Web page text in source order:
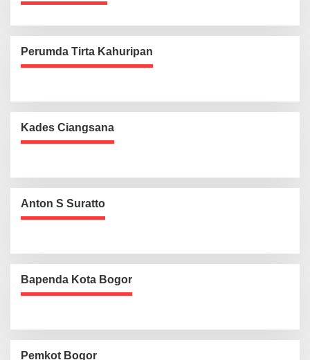
Perumda Tirta Kahuripan
Kades Ciangsana
Anton S Suratto
Bapenda Kota Bogor
Pemkot Bogor